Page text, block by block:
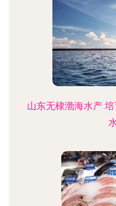
山东无棣渤海水产